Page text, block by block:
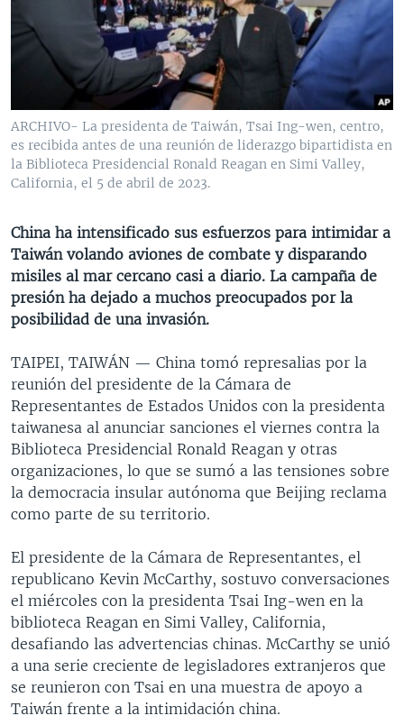
VENEZUELA
BRASIL
NICARAGUA
ENTRETENIMIENTO Y CULTURA
TECNOLOGÍA
DEPORTES
CIENCIA Y SALUD
VIDEOS
FOTOGRAFÍA
AUDIOS
PROGRAMAS TV
EL MUNDO AL DÍA
FORO INTERAMERICANO
VISIÓN 360
LAS CLAVES
AVANCE INFORMATIVO
AUDIONOTICIAS
BUENOS DÍAS AMÉRICA
EL MUNDO AL DÍA [RADIO]
FORO [RADIO]
DEPORTIVO INTERNACIONAL
ENTRETENIMIENTO
DIRECT
DOCUMENTALES DE LA VOA
Learning English
SÍGANOS
Idiomas
ARCHIVO- La presidenta de Taiwán, Tsai Ing-wen, centro,
es recibida antes de una reunión de liderazgo bipartidista en
la Biblioteca Presidencial Ronald Reagan en Simi Valley,
California, el 5 de abril de 2023.
China ha intensificado sus esfuerzos para intimidar a
Taiwán volando aviones de combate y disparando
misiles al mar cercano casi a diario. La campaña de
presión ha dejado a muchos preocupados por la
posibilidad de una invasión.
TAIPEI, TAIWÁN — China tomó represalias por la
reunión del presidente de la Cámara de
Representantes de Estados Unidos con la presidenta
taiwanesa al anunciar sanciones el viernes contra la
Biblioteca Presidencial Ronald Reagan y otras
organizaciones, lo que se sumó a las tensiones sobre
la democracia insular autónoma que Beijing reclama
como parte de su territorio.
El presidente de la Cámara de Representantes, el
republicano Kevin McCarthy, sostuvo conversaciones
el miércoles con la presidenta Tsai Ing-wen en la
biblioteca Reagan en Simi Valley, California,
desafiando las advertencias chinas. McCarthy se unió
a una serie creciente de legisladores extranjeros que
se reunieron con Tsai en una muestra de apoyo a
Taiwán frente a la intimidación china.